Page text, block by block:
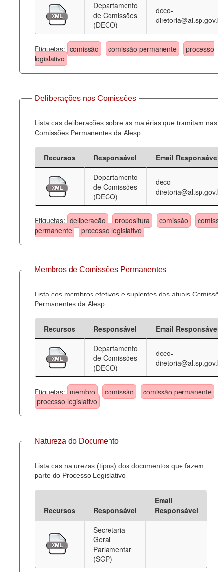
Departamento
de Comissões
(DECO)
deco-
Etiquetas: comissão comissão permanente
processo
legislativo
Deliberações nas Comissões
Lista das deliberações sobre as matérias que tramitam nas
Comissões Permanentes da Alesp.
Recursos Responsável
Email
Departamento
de Comissões
(DECO)
deco-
Etiquetas: deliberação propositura comissão
permanente
processo legislativo
Membros de Comissões Permanentes
Lista dos membros efetivos e suplentes das atuais
Permanentes da Alesp.
Recursos Responsável
Email
Departamento
de Comissões
(DECO)
deco-
Etiquetas: membro comissão
comissão permanente
processo legislativo
Natureza do Documento
Lista das naturezas (tipos) dos documentos que fazem
parte do Processo Legislativo
Recursos Responsável
Email
Responsável
Secretaria
Geral
Parlamentar
(SGP)